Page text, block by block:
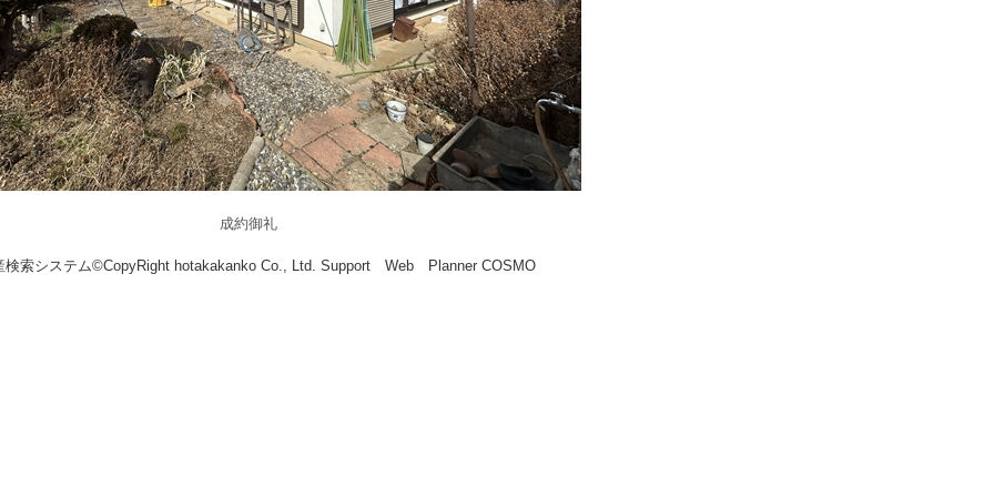
成約御礼
検索システム©CopyRight hotakakanko Co., Ltd. Support Web Planner COSMO